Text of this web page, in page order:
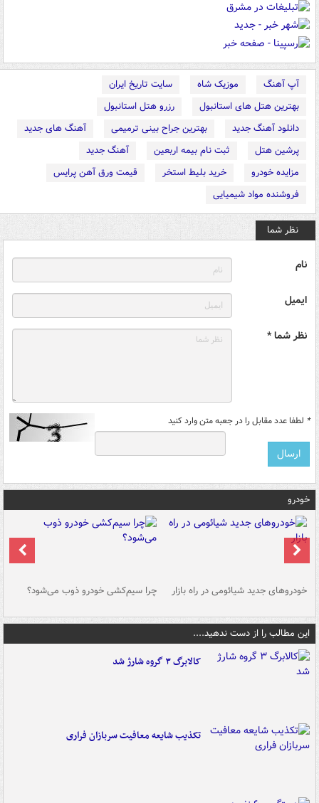
آپ آهنگ موزیک شاه
سایت تاریخ ایران
بهترین هتل های استانبول
رزرو هتل استانبول
دانلود آهنگ جدید
بهترین جراح بینی ترمیمی
آهنگ های جدید
پرشین هتل
ثبت نام بیمه اربعین
آهنگ جدید
مزایده خودرو
خرید بلیط استخر
قیمت ورق آهن پرایس
فروشنده مواد شیمیایی
نظر شما
نام
ایمیل
نظر شما *
* لطفا عدد مقابل را در جعبه متن وارد کنید
خودرو
خودروهای جدید شیائومی در راه بازار چرا سیم‌کشی خودرو ذوب می‌شود؟
این مطالب را از دست ندهید....
کالابرگ ۳ گروه شارژ شد
تکذیب شایعه معافیت سربازان فراری